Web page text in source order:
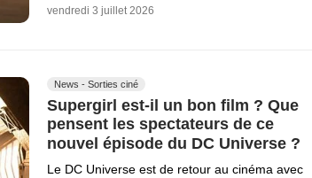
vendredi 3 juillet 2026
News - Sorties ciné
Supergirl est-il un bon film ? Que
pensent les spectateurs de ce
nouvel épisode du DC Universe ?
Le DC Universe est de retour au cinéma avec